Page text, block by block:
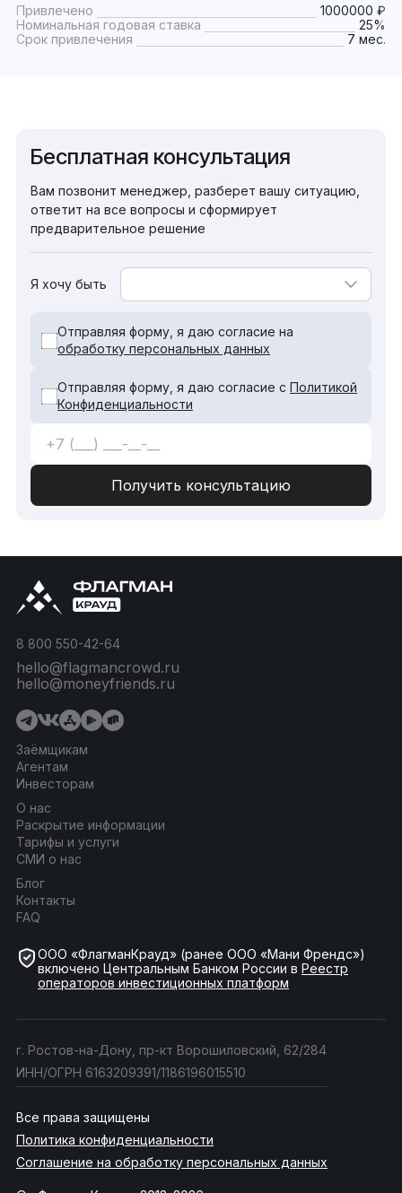
Привлечено
1000000 ₽
Номинальная годовая ставка
25%
Срок привлечения
7 мес.
Бесплатная консультация
Вам позвонит менеджер, разберет вашу ситуацию,
ответит на все вопросы и сформирует
предварительное решение
Я хочу быть
Отправляя форму, я даю согласие на
обработку персональных данных
Отправляя форму, я даю согласие с Политикой
Конфиденциальности
Заёмщикам
Агентам
Инвесторам
О нас
Раскрытие информации
Тарифы и услуги
СМИ о нас
Блог
Контакты
FAQ
8 800 550-42-64
hello@flagmancrowd.ru
hello@moneyfriends.ru
ООО «ФлагманКрауд» (ранее ООО «Мани Френдс»)
включено Центральным Банком России в Реестр
операторов инвестиционных платформ
г. Ростов-на-Дону, пр-кт Ворошиловский, 62/284
ИНН/ОГРН 6163209391/1186196015510
Все права защищены
Политика конфиденциальности
Соглашение на обработку персональных данных